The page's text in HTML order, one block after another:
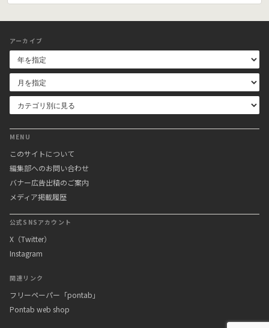
アーカイブ
MENU
このサイトについて
編集部へのお問い合わせ
バナー広告出稿のご案内
メディア掲載履歴
公式SNSアカウント
X（Twitter）
Instagram
関連リンク
フリーペーパー「pontab」
Pontab web shop